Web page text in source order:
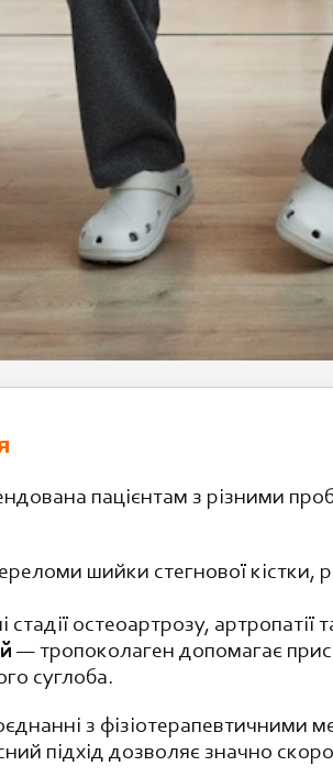
пацієнтам з різними
шийки стегнової кістки,
стадії остеоартрозу,
— тропоколаген допомагає
суглоба.
з
підхід дозволяє значно